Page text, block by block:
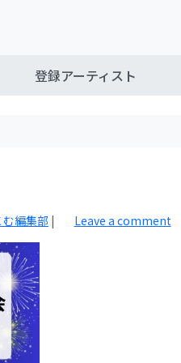
登録アーティスト
編集部 | Leave a comment